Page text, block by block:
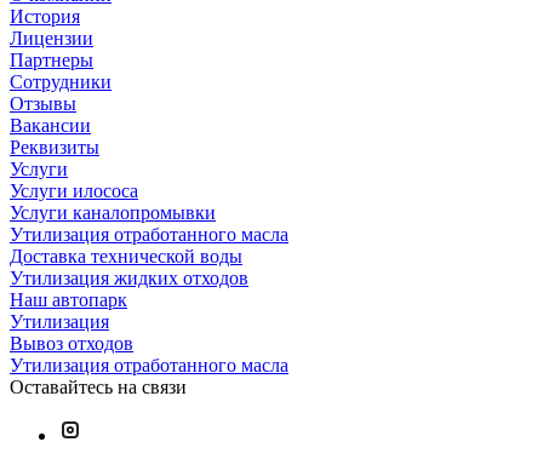
История
Лицензии
Партнеры
Сотрудники
Отзывы
Вакансии
Реквизиты
Услуги
Услуги илососа
Услуги каналопромывки
Утилизация отработанного масла
Доставка технической воды
Утилизация жидких отходов
Наш автопарк
Утилизация
Вывоз отходов
Утилизация отработанного масла
Оставайтесь на связи